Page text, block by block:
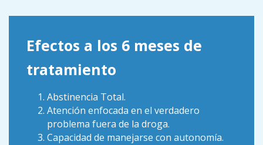
Efectos a los 6 meses de
tratamiento
Abstinencia Total.
Atención enfocada en el verdadero
problema fuera de la droga.
Capacidad de manejarse con autonomía.